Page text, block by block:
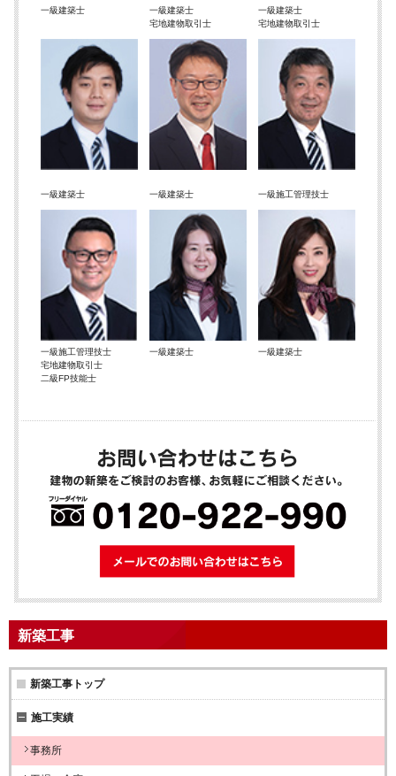
一級建築士
一級建築士
宅地建物取引士
一級建築士
宅地建物取引士
一級建築士 一級建築士 一級施工管理技士
一級施工管理技士
宅地建物取引士
二級FP技能士
一級建築士 一級建築士
メールでのお
新築工事
新築工事トップ
施工実績
事務所